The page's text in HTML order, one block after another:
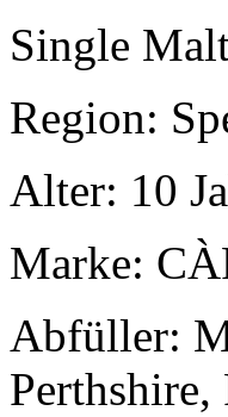
Single
Region:
Alter: 10
Marke:
Abfüller: